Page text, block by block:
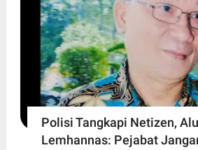
Polisi Tangkapi Netizen,
Lemhannas: Pejabat